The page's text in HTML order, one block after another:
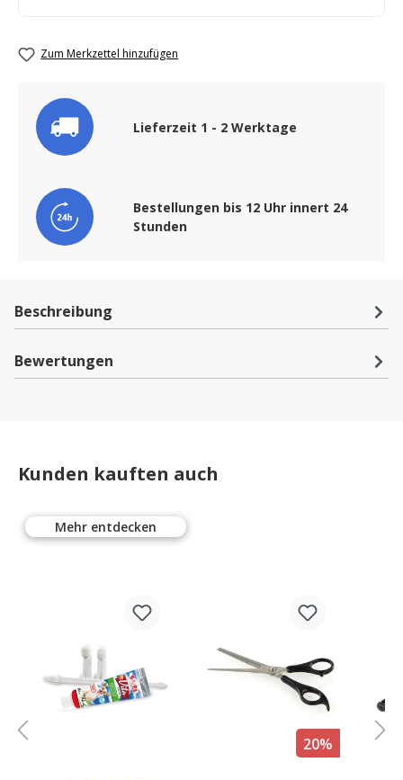
Zum Merkzettel hinzufügen
Lieferzeit 1 - 2 Werktage
Bestellungen bis 12 Uhr innert 24
Stunden
Beschreibung
Bewertungen
Kunden kauften auch
Mehr entdecken
20%